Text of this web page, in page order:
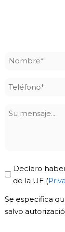
Nombre
Teléfono
Su
Privacy
Policy
Declaro
de la UE (
Se especifica
salvo